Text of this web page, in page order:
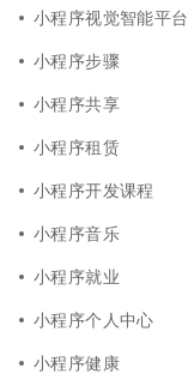
小程序视觉智能平台
小程序步骤
小程序共享
小程序租赁
小程序开发课程
小程序音乐
小程序就业
小程序个人中心
小程序健康